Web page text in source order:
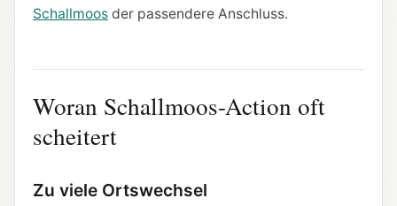
Schallmoos der passendere Anschluss.
Woran Schallmoos-Action oft
scheitert
Zu viele Ortswechsel